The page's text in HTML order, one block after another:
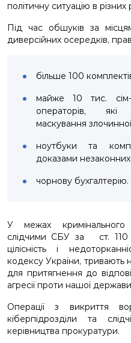
політичну ситуацію в різних
Під час обшуків за
диверсійних осередків,
більше 100
майже 10 тис. сім-
операторів, які
маскування злочинної
ноутбуки та
доказами незаконних
чорнову бухгалтерію.
У межах кримінального
слідчими СБУ за ст. 110
цілісність і
кодексу України, тривають
для притягнення до
агресії проти нашої
Операції з викриття
кіберпідрозділи та
керівництва прокуратури.